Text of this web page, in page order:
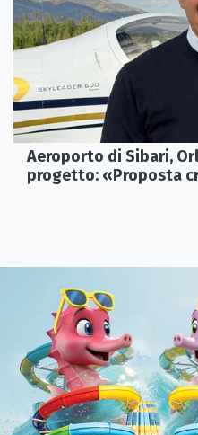
Aeroporto di Sibari,
progetto: «Proposta